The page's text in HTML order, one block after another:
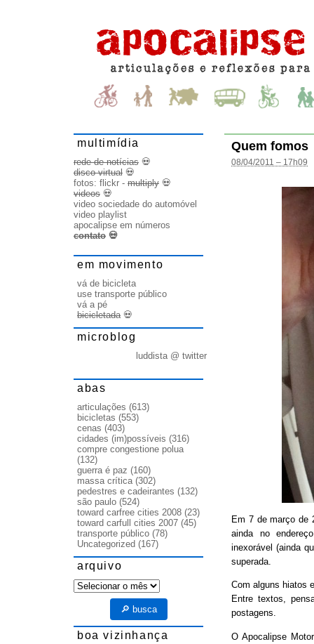
Quem fomos
08/04/2011 – 17h09
Em 7 de março de
ainda no
inexorável (ainda
superada.
Com alguns hiatos
Entre textos,
postagens.
O Apocalipse
multimídia
rede de notícias 💀
disco virtual 💀
fotos: flickr - multiply 💀
videos 💀
video sociedade do automóvel
video playlist
apocalipse em números
contato 💀
em movimento
vá de bicicleta
use transporte público
vá a pé
bicicletada💀
microblog
luddista @ twitter
abas
articulações (613)
bicicletas (553)
cenas (403)
cidades (im)possíveis (316)
compre congestione polua
(132)
guerra é paz (160)
massa crítica(302)
pedestres e cadeirantes (132)
são paulo (524)
toward carfree cities 2008 (23)
toward carfull cities 2007 (45)
transporte público (78)
Uncategorized (167)
arquivo
arquivo
🔎 busca
boa vizinhança